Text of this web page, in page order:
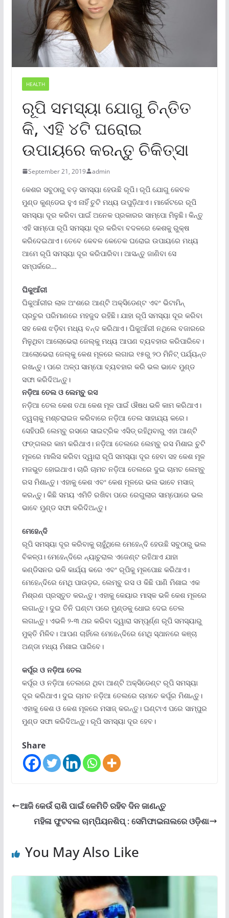
HEALTH
ରୂପି ସମସ୍ୟା ଯୋଗୁ ଚିନ୍ତିତ
କି, ଏହି ୪ଟି ଘରୋଇ
ଉପାୟରେ କରନ୍ତୁ ଚିକିତ୍ସା
September 21, 2019 admin
କେଶର ସବୁଠାରୁ ବଡ଼ ସମସ୍ୟା ହେଉଛି ରୂପି। ରୂପି ଯୋଗୁ କେବଳ
ମୁଣ୍ଡ କୁଣ୍ଡେଇ ହୁଏ ନାହିଁ ଚୁଟି ମଧ୍ୟ ଉପୁଡ଼ିଥାଏ। ମାର୍କେଟରେ ରୂପି
ସମସ୍ୟା ଦୂର କରିବା ପାଇଁ ଅନେକ ପ୍ରକାରର ସାମ୍ପୋ ମିଳୁଛି। କିନ୍ତୁ
ଏହି ସାମ୍ପୋ ରୂପି ସମସ୍ୟା ଦୂର କରିବା ବଦଳରେ କେଶକୁ ରୁକ୍ଷ
କରିଦେଇଥାଏ। ତେବେ କେବଳ କେତେକ ଘରୋଇ ଉପାୟରେ ମଧ୍ୟ
ଆମେ ରୂପି ସମସ୍ୟା ଦୂର କରିପାରିବା। ଆସନ୍ତୁ ଜାଣିବା ସେ
ସମ୍ପର୍କରେ…
ଘିକୁଆଁରୀ
ଘିକୁଆଁରୀର ଲାଳ ଅଂଶରେ ଆଣ୍ଟି ଅକ୍ସିଡେଣ୍ଟ ଏବଂ ଭିଟାମିନ୍‌
ପ୍ରଚୁର ପରିମାଣରେ ମହଜୁଦ ରହିଛି। ଯାହା ରୂପି ସମସ୍ୟା ଦୂର କରିବା
ସହ କେଶ ଝଡ଼ିବା ମଧ୍ୟ ବନ୍ଦ କରିଥାଏ। ଘିକୁଆଁରୀ ନଥିଲେ ବଜାରରେ
ମିଳୁଥିବା ଆଲୋଭେରା ଜେଲ୍‌କୁ ମଧ୍ୟ ଆପଣ ବ୍ୟବହାର କରିପାରିବେ।
ଆଲୋଭେରା ଜେଲ୍‌କୁ କେଶ ମୂଳରେ ଲଗାଇ ୧୫ରୁ ୨୦ ମିନିଟ୍‌ ପର୍ଯ୍ୟନ୍ତ
ରଖନ୍ତୁ। ପରେ ଅଳ୍ପ ସାମ୍ପୋ ବ୍ୟବହାର କରି ଭଲ ଭାବେ ମୁଣ୍ଡ
ସଫା କରିଦିଅନ୍ତୁ।
ନଡ଼ିଆ ତେଲ ଓ ଲେମ୍ବୁ ରସ
ନଡ଼ିଆ ତେଲ କେଶ ତଥା କେଶ ମୂଳ ପାଇଁ ଔଷଧ ଭଳି କାମ କରିଥାଏ।
ତ୍ୱଚାକୁ ମଶ୍ଚରାଇଜ କରିବାରେ ନଡ଼ିଆ ତେଲ ସାହାଯ୍ୟ କରେ।
ସେହିପରି ଲେମ୍ବୁ ରସରେ ସାଇଟ୍ରିକ ଏସିଡ୍‌ ରହିଥିବାରୁ ଏହା ଆଣ୍ଟି
ଫଙ୍ଗଲର କାମ କରିଥାଏ। ନଡ଼ିଆ ତେଲରେ ଲେମ୍ବୁ ରସ ମିଶାଇ ଚୁଟି
ମୂଳରେ ମାଲିସ କରିବା ଦ୍ୱାରା ରୂପି ସମସ୍ୟା ଦୂର ହେବା ସହ କେଶ ମୂଳ
ମଜଭୁତ ହୋଇଥାଏ। ଚାରି ଚାମଚ ନଡ଼ିଆ ତେଲରେ ଦୁଇ ଚାମଚ ଲେମ୍ବୁ
ରସ ମିଶାନ୍ତୁ। ଏହାକୁ କେଶ ଏବଂ କେଶ ମୂଳରେ ଭଲ ଭାବେ ମସାଜ୍‌
କରନ୍ତୁ। କିଛି ସମୟ ଏମିତି ରଖିବା ପରେ ରେଗୁଲାର ସାମ୍ପୋରେ ଭଲ
ଭାବେ ମୁଣ୍ଡ ସଫା କରିଦିଅନ୍ତୁ।
ମେହେନ୍ଦି
ରୂପି ସମସ୍ୟା ଦୂର କରିବାକୁ ଚାହୁଁଥିଲେ ମେହେନ୍ଦି ହେଉଛି ସବୁଠାରୁ ଭଲ
ବିକଳ୍ପ। ମେହେନ୍ଦିରେ ନ୍ୟାଚୁରାଲ ଏଜେଣ୍ଟ ରହିଥାଏ ଯାହା
କଣ୍ଡିସନର ଭଳି କାର୍ଯ୍ୟ କରେ ଏବଂ ରୂପିକୁ ମୂଳପୋଛ କରିଥାଏ।
ମେହେନ୍ଦିରେ ମେଥି ପାଉଡ଼ର, ଲେମ୍ବୁ ରସ ଓ କିଛି ପାଣି ମିଶାଇ ଏକ
ମିଶ୍ରଣ ପ୍ରସ୍ତୁତ କରନ୍ତୁ। ଏହାକୁ କେୟାର ମାସ୍କ ଭଳି କେଶ ମୂଳରେ
ଲଗାନ୍ତୁ। ଦୁଇ ତିନି ଘଣ୍ଟା ପରେ ମୁଣ୍ଡକୁ ଧୋଇ ଦେଇ ତେଲ
ଲଗାନ୍ତୁ। ଏଭଳି ୨-୩ ଥର କରିବା ଦ୍ୱାରା ସମ୍ପୂର୍ଣ୍ଣ ରୂପି ସମସ୍ୟାରୁ
ମୁକ୍ତି ମିଳିବ। ଆପଣ ଚାହିଁଲେ ମେହେନ୍ଦିରେ ମେଥି ସ୍ଥାନରେ କଞ୍ଚା
ଅଣ୍ଡା ମଧ୍ୟ ମିଶାଇ ପାରିବେ।
କର୍ପୂର ଓ ନଡ଼ିଆ ତେଲ
କର୍ପୂର ଓ ନଡ଼ିଆ ତେଲରେ ଥିବା ଆଣ୍ଟି ଅକ୍ସିଡେଣ୍ଟ ରୂପି ସମସ୍ୟା
ଦୂର କରିଥାଏ। ଦୁଇ ଚାମଚ ନଡ଼ିଆ ତେଲରେ ଚାମଚେ କର୍ପୂର ମିଶାନ୍ତୁ।
ଏହାକୁ କେଶ ଓ କେଶ ମୂଳରେ ମସାଜ୍‌ କରନ୍ତୁ। ଘଣ୍ଟାଏ ପରେ ସାମ୍ପୁର
ମୁଣ୍ଡ ସଫା କରିଦିଅନ୍ତୁ। ରୂପି ସମସ୍ୟା ଦୂର ହେବ।
Share
ଆଜି କେଉଁ ରାଶି ପାଇଁ କେମିତି ରହିବ ଦିନ ଜାଣନ୍ତୁ
ମହିଳା ଫୁଟବଲ ଚାମ୍ପିୟନଶିପ୍ : ସେମିଫାଇନାଲରେ ଓଡ଼ିଶା
You May Also Like